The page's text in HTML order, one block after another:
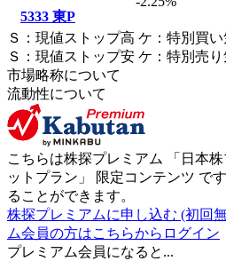
5333 東P
Ｓ ： 現値ストップ高 ケ ： 特別買
Ｓ ： 現値ストップ安 ケ ： 特別売 り
市場略称について
流動性について
こちらは株探プレミアム 「 日本
ットプラン 」 限定コンテンツ で
ることができます。
株探プレミアムに申し込む (初回
ム会員の方はこちらからログイン
プレミアム会員になると...